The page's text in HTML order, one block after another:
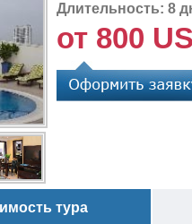
Длительность: 8
от 800
тура